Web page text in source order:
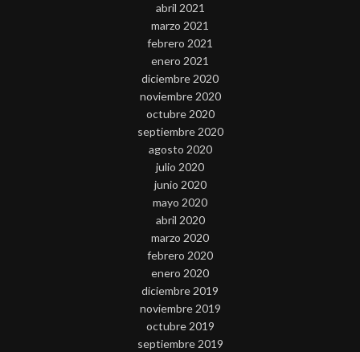
abril 2021
marzo 2021
febrero 2021
enero 2021
diciembre 2020
noviembre 2020
octubre 2020
septiembre 2020
agosto 2020
julio 2020
junio 2020
mayo 2020
abril 2020
marzo 2020
febrero 2020
enero 2020
diciembre 2019
noviembre 2019
octubre 2019
septiembre 2019